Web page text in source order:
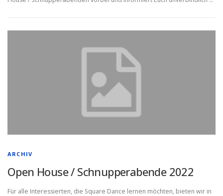
ARCHIV
Open House / Schnupperabende 2022
Für alle Interessierten, die Square Dance lernen möchten, bieten wir in